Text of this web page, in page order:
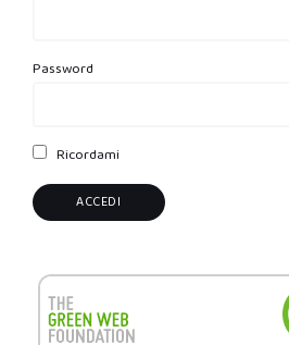
Password
Ricordami